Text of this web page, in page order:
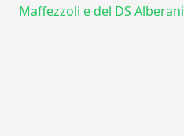
Maffezzoli e del DS Alberani